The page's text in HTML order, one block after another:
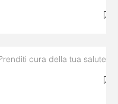
cura della tua salute!